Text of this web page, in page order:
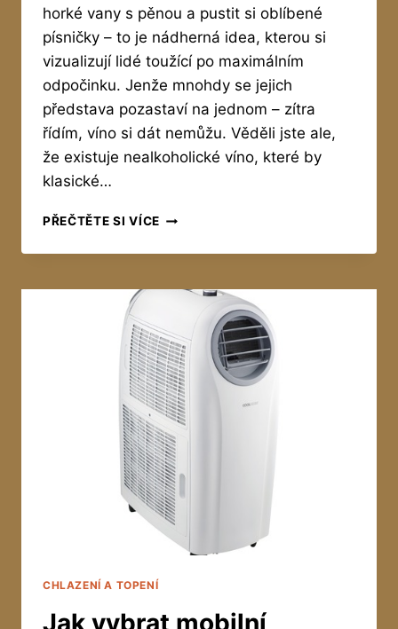
horké vany s pěnou a pustit si oblíbené
písničky – to je nádherná idea, kterou si
vizualizují lidé toužící po maximálním
odpočinku. Jenže mnohdy se jejich
představa pozastaví na jednom – zítra
řídím, víno si dát nemůžu. Věděli jste ale,
že existuje nealkoholické víno, které by
klasické…
PŘEČTĚTE SI VÍCENEALKOHOLICKÉ
CO
JE
JE
STEJNĚ
KVALITNÍ
JAKO
ALKO?
CHLAZENÍ A TOPENÍ